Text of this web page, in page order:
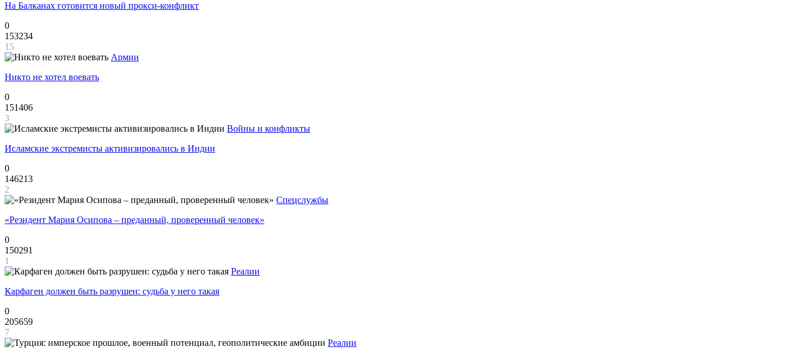
На Балканах готовится новый прокси-конфликт
0
153234
15
Армии
Никто не хотел воевать
0
151406
3
Войны и конфликты
Исламские экстремисты активизировались в Индии
0
146213
2
Спецслужбы
«Резидент Мария Осипова – преданный, проверенный человек»
0
150291
1
Реалии
Карфаген должен быть разрушен: судьба у него такая
0
205659
7
Реалии